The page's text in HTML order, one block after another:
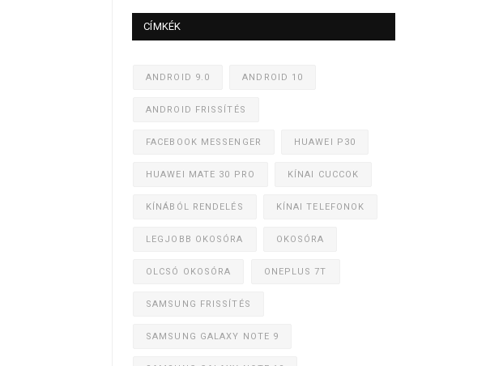
CÍMKÉK
ANDROID 9.0 ANDROID 10
ANDROID FRISSÍTÉS
FACEBOOK MESSENGER HUAWEI P30
HUAWEI MATE 30 PRO KÍNAI CUCCOK
KÍNÁBÓL RENDELÉS KÍNAI TELEFONOK
LEGJOBB OKOSÓRA OKOSÓRA
OLCSÓ OKOSÓRA ONEPLUS 7T
SAMSUNG FRISSÍTÉS
SAMSUNG GALAXY NOTE 9